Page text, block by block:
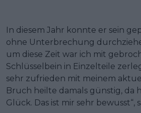
In diesem Jahr konnte er sein
ohne Unterbrechung
um diese Zeit war ich mit
Schlüsselbein in Einzelteile
sehr zufrieden mit meinem
Bruch heilte damals günstig, da
Glück. Das ist mir sehr bewusst“,